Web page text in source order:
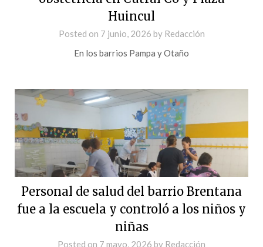
Huincul
Posted on 7 junio, 2026 by Redacción
En los barrios Pampa y Otaño
Personal de salud del barrio Brentana
fue a la escuela y controló a los niños y
niñas
Posted on 7 mayo, 2026 by Redacción